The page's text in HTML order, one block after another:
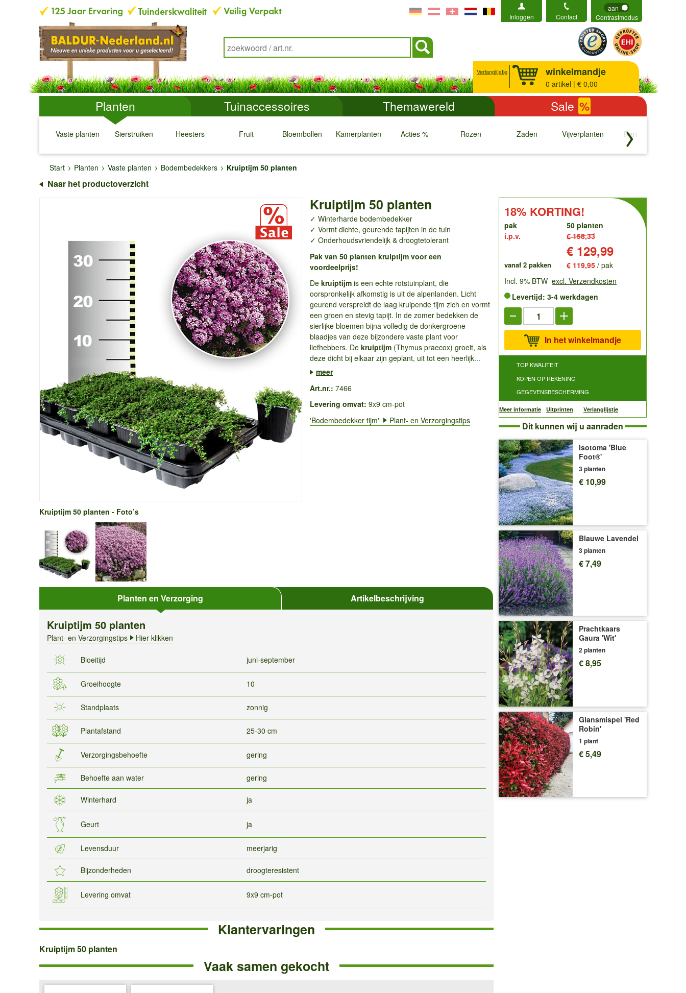
Inloggen Contact
aan
Contrastmodus
Verlanglijstje winkelmandje
0 artikel | € 0,00
Planten Tuinaccessoires Themawereld Sale %
Vaste planten
↓
Sierstruiken
↓
Heesters
↓
Fruit
↓
Bloembollen
↓
Kamerplanten
↓
Acties %
↓
Rozen
↓
Zaden
↓
Vijverplanten
↓
Rariteiten
↓
Start
Planten Vaste planten Bodembedekkers Kruiptijm 50 planten
Naar het productoverzicht
Kruiptijm 50 planten
✓ Winterharde bodembedekker
✓ Vormt dichte, geurende tapijten in de tuin
✓ Onderhoudsvriendelijk & droogtetolerant
Pak van 50 planten kruiptijm voor een
voordeelprijs!
De kruiptijm is een echte rotstuinplant, die
oorspronkelijk afkomstig is uit de alpenlanden. Licht
geurend verspreidt de laag kruipende tijm zich en vormt
een groen en stevig tapijt. In de zomer bedekken de
sierlijke bloemen bijna volledig de donkergroene
blaadjes van deze bijzondere vaste plant voor
liefhebbers. De kruiptijm (Thymus praecox) groeit, als
deze dicht bij elkaar zijn geplant, uit tot een heerlijk...
meer
Art.nr.: 7466
Levering omvat: 9x9 cm-pot
'Bodembedekker tijm'
Plant- en Verzorgingstips
Kruiptijm 50 planten - Foto’s
Planten en Verzorging Artikelbeschrijving
Kruiptijm 50 planten
Plant- en Verzorgingstips Hier klikken
Bloeitijd juni-september
Groeihoogte 10
Standplaats zonnig
Plantafstand 25-30 cm
Verzorgingsbehoefte gering
Behoefte aan water gering
Winterhard ja
Geurt ja
Levensduur meerjarig
Bijzonderheden droogteresistent
Levering omvat 9x9 cm-pot
Klantervaringen
Kruiptijm
Kruiptijm 50 planten
Vaak samen gekocht
order
KORTING!:
18% KORTING!
pak
50 planten
i.p.v.
€ 158,33
€ 129,99
vanaf 2 pakken € 119,95 / pak
Incl. 9% BTW excl. Verzendkosten
Levertijd: 3-4 werkdagen
In het winkelmandje
TOP KWALITEIT
KOPEN OP REKENING
GEGEVENSBESCHERMING
Meer informatie Uitprinten Verlanglijstje
Dit kunnen wij u aanraden
Isotoma 'Blue
Foot®'
3 planten
€ 10,99
Blauwe Lavendel
3 planten
€ 7,49
Prachtkaars
Gaura 'Wit'
2 planten
€ 8,95
Glansmispel 'Red
Robin'
1 plant
€ 5,49